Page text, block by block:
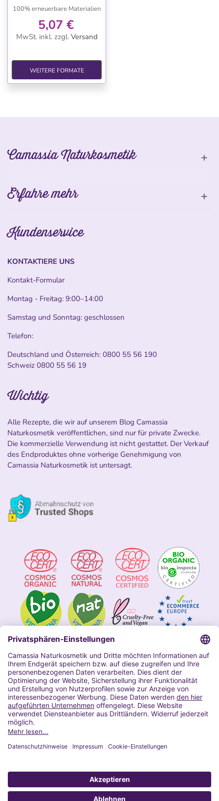
100% erneuerbare Materialien
5,07 €
MwSt. inkl. zzgl. Versand
WEITERE FORMATE
Camassia Naturkosmetik
Erfahre mehr
Kundenservice
KONTAKTIERE UNS
Kontakt-Formular
Montag - Freitag: 9:00–14:00
Samstag und Sonntag: geschlossen
Telefon:
Deutschland und Österreich: 0800 55 56 190
Schweiz 0800 55 56 19
Wichtig
Alle Rezepte, die wir auf unserem Blog Camassia
Naturkosmetik veröffentlichen, sind nur für private Zwecke.
Die kommerzielle Verwendung ist nicht gestattet. Der Verkauf
des Endproduktes ohne vorherige Genehmigung von
Camassia Naturkosmetik ist untersagt.
Impressum
Allgemeine Geschäftsbedingungen
Datenschutzerklärung Camassia
Widerrufsbelehrung
Copyright 2020 | Alle Rechte vorbehalten